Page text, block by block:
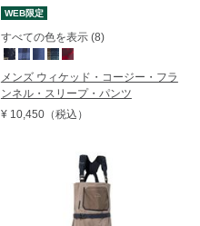
WEB限定
すべての色を表示 (8)
メンズ ウィケッド・コージー・フラ
ンネル・スリープ・パンツ
¥ 10,450（税込）